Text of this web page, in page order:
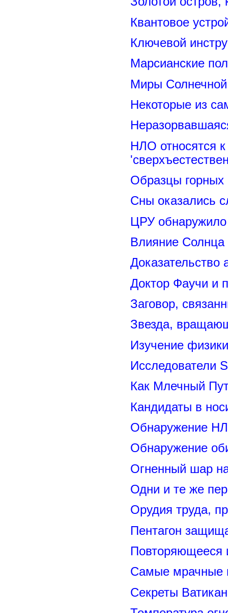
Квантовое
Ключевой
Марсианские
Миры
Некоторые из
НЛО относятся к
Образцы горных
Сны оказались
ЦРУ обнаружило
Влияние
Доказательство
Доктор Фаучи и
Заговор,
Звезда,
Изучение
Исследователи
Как Млечный
Кандидаты в
Обнаружение
Обнаружение
Огненный шар
Одни и те же
Орудия труда,
Пентагон
Повторяющееся
Самые мрачные
Секреты